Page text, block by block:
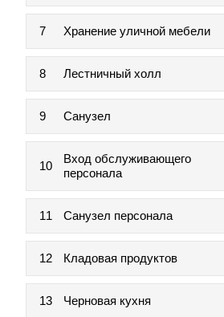
7 Хранение уличной мебели
8 Лестничный холл
9 Санузел
10
Вход обслуживающего
персонала
11 Санузел персонала
12 Кладовая продуктов
13 Черновая кухня